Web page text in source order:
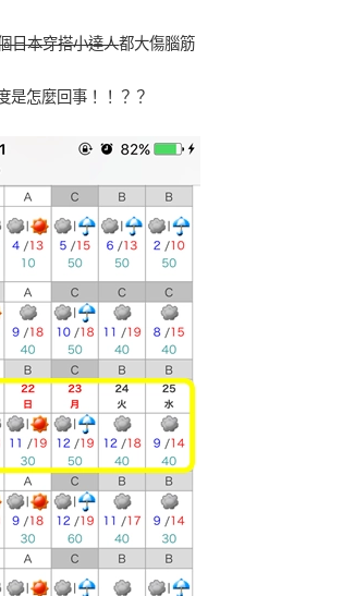
日本穿搭小達人都大傷腦筋
是怎麼回事！！？？